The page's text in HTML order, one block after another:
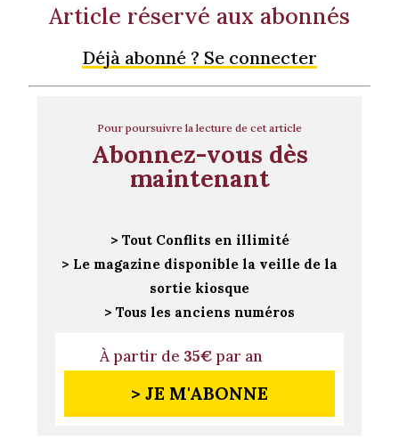
Article réservé aux abonnés
Déjà abonné ? Se connecter
Pour poursuivre la lecture de cet article
Abonnez-vous dès
maintenant
> Tout Conflits en illimité
> Le magazine disponible la veille de la
sortie kiosque
> Tous les anciens numéros
À partir de 35€par an
> JE M'ABONNE